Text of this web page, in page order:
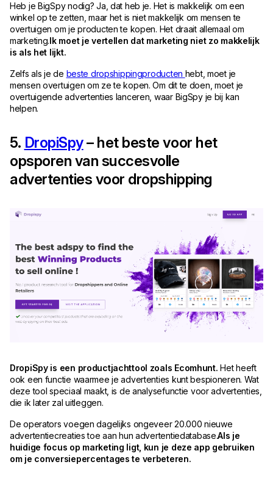
Heb je BigSpy nodig? Ja, dat heb je. Het is makkelijk om een
winkel op te zetten, maar het is niet makkelijk om mensen te
overtuigen om je producten te kopen. Het draait allemaal om
marketing.Ik moet je vertellen dat marketing niet zo makkelijk
is als het lijkt.
Zelfs als je de beste dropshippingproducten hebt, moet je
mensen overtuigen om ze te kopen. Om dit te doen, moet je
overtuigende advertenties lanceren, waar BigSpy je bij kan
helpen.
5. DropiSpy– het beste voor het
opsporen van succesvolle
advertenties voor dropshipping
DropiSpy is een productjachttool zoals Ecomhunt. Het heeft
ook een functie waarmee je advertenties kunt bespioneren. Wat
deze tool speciaal maakt, is de analysefunctie voor advertenties,
die ik later zal uitleggen.
De operators voegen dagelijks ongeveer 20.000 nieuwe
advertentiecreaties toe aan hun advertentiedatabase.Als je
huidige focus op marketing ligt, kun je deze app gebruiken
om je conversiepercentages te verbeteren.